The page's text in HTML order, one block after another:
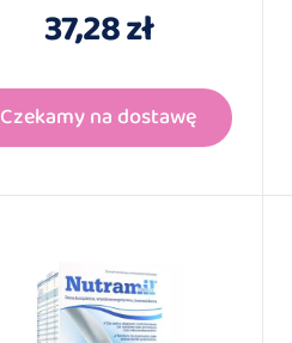
37,28 zł
Czekamy na dostawę